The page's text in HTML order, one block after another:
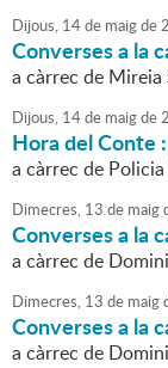
Dijous, 14de maigde
Converses a la
a càrrec de Mireia
Dijous, 14de maigde
Hora del Conte :
a càrrec de
Dimecres, 13 de maig
Converses a la
a càrrec de
Dimecres, 13 de maig
Converses a la
a càrrec de